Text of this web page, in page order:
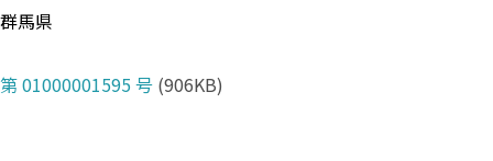
群馬県
第 01000001595 号 (906KB)